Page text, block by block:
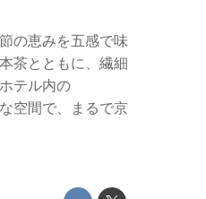
の恵みを五感で味
茶とともに、繊細
テル内の
空間で、まるで京